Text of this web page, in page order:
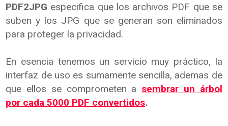
PDF2JPG especifica que los archivos PDF que se
suben y los JPG que se generan son eliminados
para proteger la privacidad.
En esencia tenemos un servicio muy práctico, la
interfaz de uso es sumamente sencilla, ademas de
que ellos se comprometen a sembrar un árbol
por cada 5000 PDF convertidos.